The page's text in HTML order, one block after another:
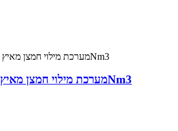
מערכת מילוי חמצן מאיץ חמצן 40Nm3